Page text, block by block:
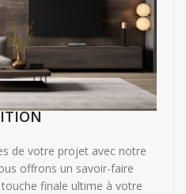
de votre projet avec notre
offrons un savoir-faire
finale ultime à votre